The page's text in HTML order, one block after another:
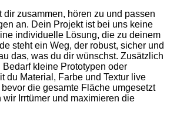
dir zusammen, hören zu und passen
an. Dein Projekt ist bei uns keine
individuelle Lösung, die zu deinem
steht ein Weg, der robust, sicher und
das, was du dir wünschst. Zusätzlich
kleine Prototypen oder
du Material, Farbe und Textur live
die gesamte Fläche umgesetzt
Irrtümer und maximieren die